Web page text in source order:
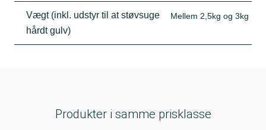
Vægt (inkl. udstyr til at støvsuge
hårdt gulv)
Mellem 2,5kg og 3kg
Produkter i samme prisklasse